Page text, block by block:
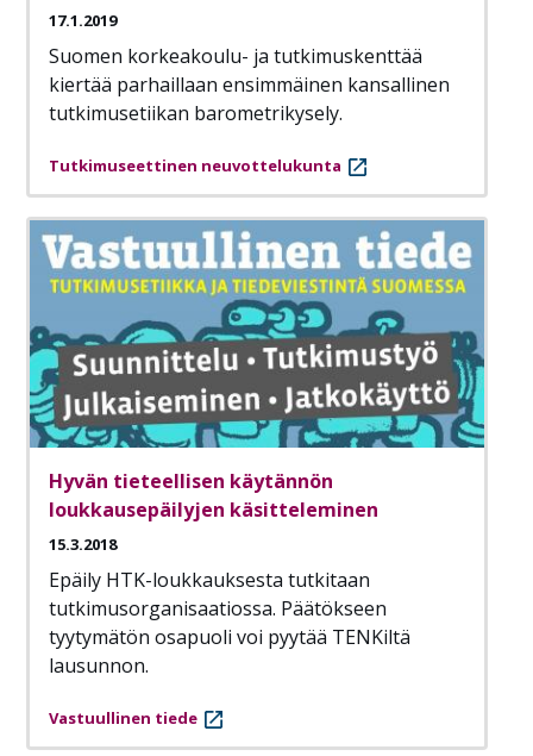
17.1.2019
Suomen korkeakoulu- ja tutkimuskenttää
kiertää parhaillaan ensimmäinen kansallinen
tutkimusetiikan barometrikysely.
Tutkimuseettinen neuvottelukunta
Hyvän tieteellisen käytännön
loukkausepäilyjen käsitteleminen
15.3.2018
Epäily HTK-loukkauksesta tutkitaan
tutkimusorganisaatiossa. Päätökseen
tyytymätön osapuoli voi pyytää TENKiltä
lausunnon.
Vastuullinen tiede